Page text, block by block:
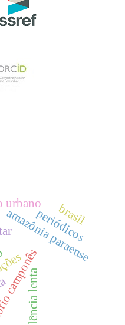
violência lenta
amazônia paraense
urbano
periódicos
brasil